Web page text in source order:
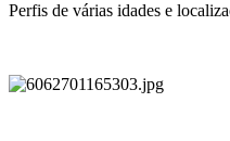
Perfis de várias idades e